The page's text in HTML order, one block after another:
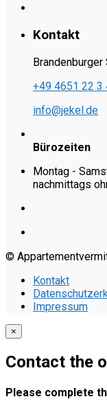
Kontakt
+49 4651 22 3
info@jekel.de
Bürozeiten
Montag -
nachmittags
©
Kontakt
Impressum
×
Contact the
Please complete